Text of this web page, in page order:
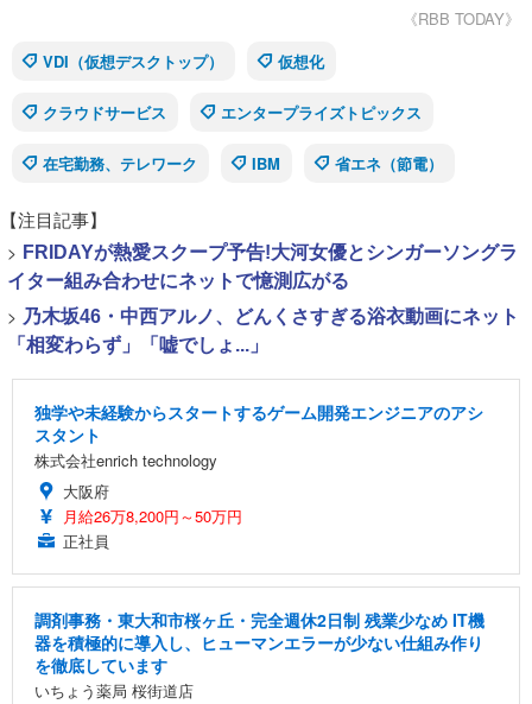
《RBB TODAY》
VDI（仮想デスクトップ）
仮想化
クラウドサービス エンタープライズトピックス
在宅勤務、テレワーク IBM 省エネ（節電）
【注目記事】
> FRIDAYが熱愛スクープ予告!大河女優とシンガーソングラ
イター組み合わせにネットで憶測広がる
> 乃木坂46・中西アルノ、どんくさすぎる浴衣動画にネット
「相変わらず」「嘘でしょ...」
独学や未経験からスタートするゲーム開発エンジニアのアシ
スタント
株式会社enrich technology
大阪府
月給26万8,200円～50万円
正社員
調剤事務・東大和市桜ヶ丘・完全週休2日制 残業少なめ IT機
器を積極的に導入し、ヒューマンエラーが少ない仕組み作り
を徹底しています
いちょう薬局 桜街道店